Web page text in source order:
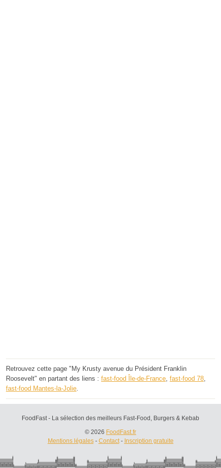
Retrouvez cette page "My Krusty avenue du Président Franklin
Roosevelt" en partant des liens : fast-food Île-de-France, fast-food 78,
fast-food Mantes-la-Jolie.
FoodFast - La sélection des meilleurs Fast-Food, Burgers & Kebab
© 2026 FoodFast.fr
Mentions légales- Contact- Inscription gratuite